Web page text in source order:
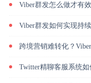
Viber群发怎么做才有
Viber群发如何实现持
跨境营销难转化？
Twitter精聊客服系统